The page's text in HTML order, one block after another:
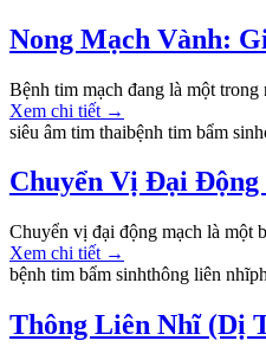
Nong Mạch Vành:
Bệnh tim mạch đang là một
Xem chi tiết →
siêu âm tim thaibệnh tim bẩm sinh
Chuyển Vị Đại Động
Chuyển vị đại động mạch là một
Xem chi tiết →
bệnh tim bẩm sinhthông liên nhĩ
Thông Liên Nhĩ (Dị